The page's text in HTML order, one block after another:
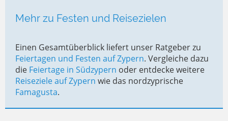
Mehr zu Festen und Reisezielen
Einen Gesamtüberblick liefert unser Ratgeber zu
Feiertagen und Festen auf Zypern. Vergleiche dazu
die Feiertage in Südzypern oder entdecke weitere
Reiseziele auf Zypern wie das nordzyprische
Famagusta.